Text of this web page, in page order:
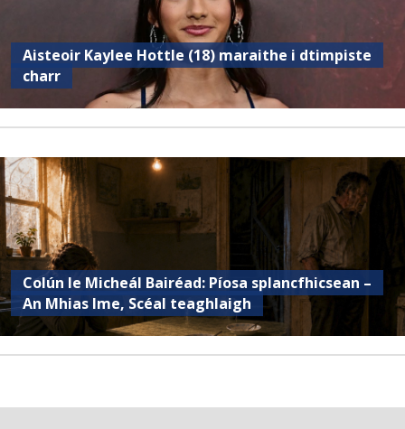
Aisteoir Kaylee Hottle (18) maraithe i dtimpiste
charr
Colún le Micheál Bairéad: Píosa splancfhicsean –
An Mhias Ime, Scéal teaghlaigh